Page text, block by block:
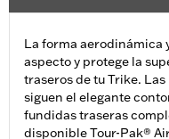
La forma aerodinámica
aspecto y protege la
traseros de tu Trike.
siguen el elegante
fundidas traseras
disponible Tour-Pak®